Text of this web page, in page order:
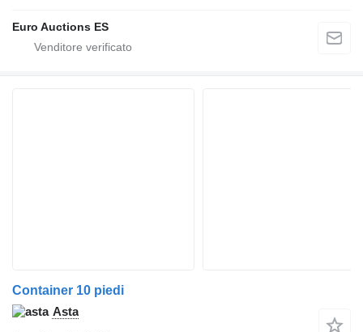
Euro Auctions ES
Container 10 piedi
Asta